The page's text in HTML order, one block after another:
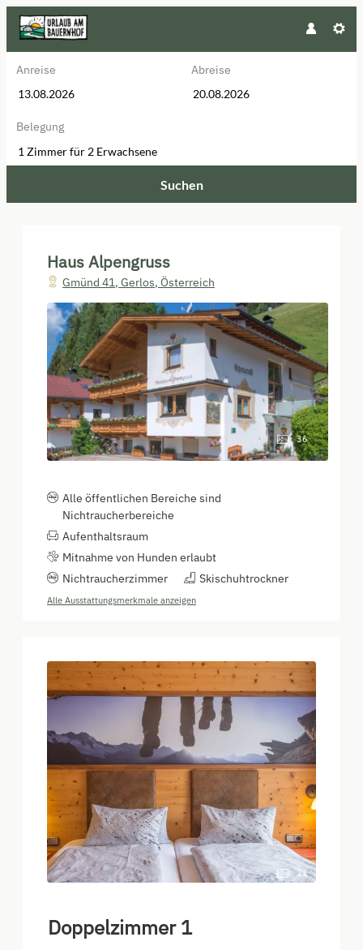
Anreise Abreise
Belegung
1 Zimmerfür 2 Erwachsene
Suchen
Haus Alpengruss
Gmünd 41, Gerlos, Österreich
36
Alle öffentlichen Bereiche sind
Nichtraucherbereiche
Aufenthaltsraum
Mitnahme von Hunden erlaubt
Nichtraucherzimmer
Skischuhtrockner
Alle Ausstattungsmerkmale anzeigen
21
Doppelzimmer 1